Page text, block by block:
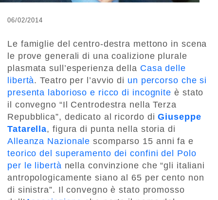
06/02/2014
Le famiglie del centro-destra mettono in scena
le prove generali di una coalizione plurale
plasmata sull’esperienza della Casa delle
libertà. Teatro per l’avvio di un percorso che si
presenta laborioso e ricco di incognite è stato
il convegno “Il Centrodestra nella Terza
Repubblica”, dedicato al ricordo diGiuseppe
Tatarella, figura di punta nella storia di
Alleanza Nazionale scomparso 15 anni fa e
teorico del superamento dei confini del Polo
per le libertà nella convinzione che “gli italiani
antropologicamente siano al 65 per cento non
di sinistra”. Il convegno è stato promosso